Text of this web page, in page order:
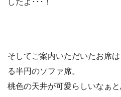
そしてご案内いただいたお席
る半円のソファ席。
桃色の天井が可愛らしいなぁと